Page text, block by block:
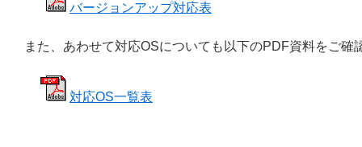
バージョンアップ対応表
また、あわせて対応OSについても以下のPDF資料をご確
対応OS一覧表